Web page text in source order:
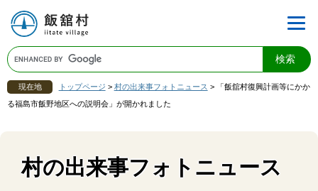
現在地 トップページ > 村の出来事フォトニュース >
「飯舘村復興計画等にかか
る福島市飯野地区への説明会」が開かれました
村の出来事フォトニュース